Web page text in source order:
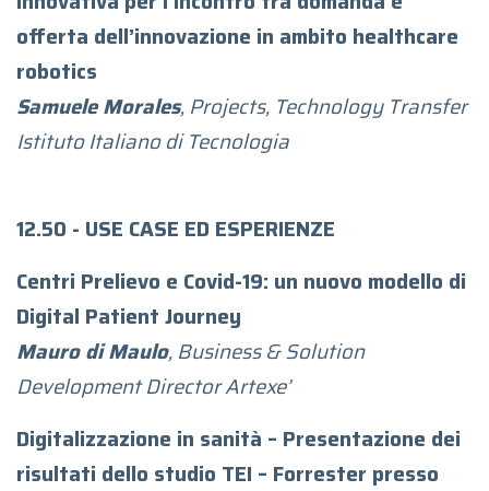
offerta dell’innovazione in ambito healthcare
robotics
Samuele Morales, Projects, Technology Transfer
Istituto Italiano di Tecnologia
12.50 - USE CASE ED ESPERIENZE
Centri Prelievo e Covid-19: un nuovo modello di
Digital Patient Journey
Mauro di Maulo, Business & Solution
Development Director Artexe’
Digitalizzazione in sanità – Presentazione dei
risultati dello studio TEI – Forrester presso